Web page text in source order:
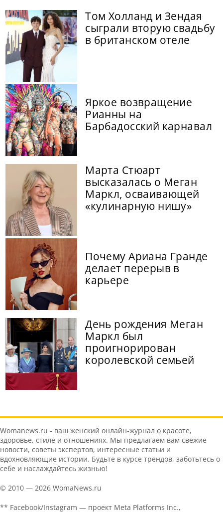
Том Холланд и Зендая
сыграли вторую свадьбу
в британском отеле
Яркое возвращение
Рианны на
Барбадосский карнавал
Марта Стюарт
высказалась о Меган
Маркл, осваивающей
«кулинарную нишу»
Почему Ариана Гранде
делает перерыв в
карьере
День рождения Меган
Маркл был
проигнорирован
королевской семьей
Womanews.ru - ваш женский онлайн-журнал о красоте,
здоровье, стиле и отношениях. Мы предлагаем вам свежие
новости, советы экспертов, интересные статьи и
вдохновляющие истории. Будьте в курсе трендов, заботьтесь о
себе и наслаждайтесь жизнью!
© 2010 — 2026 WomaNews.ru
** Facebook/Instagram — проект Meta Platforms Inc.,